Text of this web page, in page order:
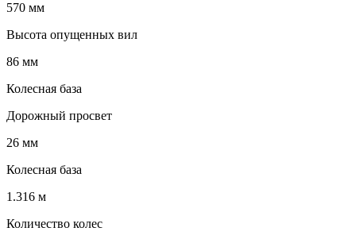
570 мм
Высота опущенных вил
86 мм
Колесная база
Дорожный просвет
26 мм
Колесная база
1.316 м
Количество колес